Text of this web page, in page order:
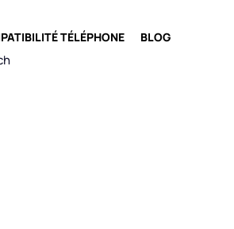
TÉLÉPHONE BLOG